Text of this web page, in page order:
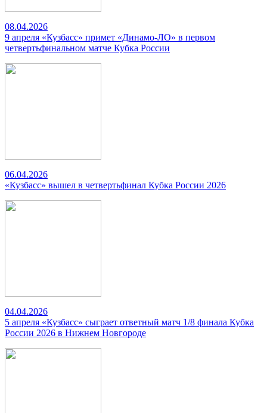
08.04.2026
9 апреля «Кузбасс» примет «Динамо-ЛО» в первом
четвертьфинальном матче Кубка России
06.04.2026
«Кузбасс» вышел в четвертьфинал Кубка России 2026
04.04.2026
5 апреля «Кузбасс» сыграет ответный матч 1/8 финала Кубка
России 2026 в Нижнем Новгороде